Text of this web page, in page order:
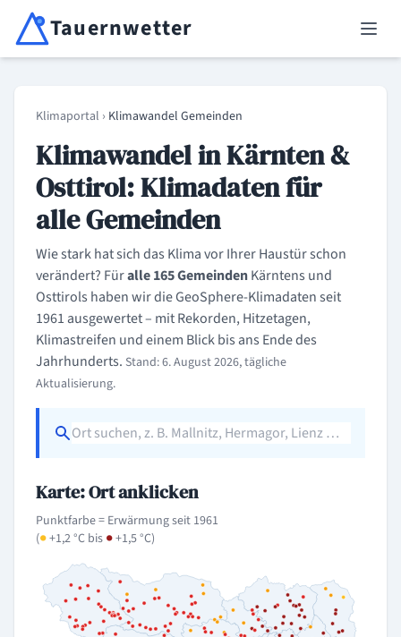
Tauernwetter
Unabhängiger Wetterdienst für Kärnten, Osttirol & Alpenregion
Klimaportal › Klimawandel Gemeinden
Klimawandel in Kärnten &
Osttirol: Klimadaten für
alle Gemeinden
Wie stark hat sich das Klima vor Ihrer Haustür schon
verändert? Füralle 165 GemeindenKärntens und
Osttirols haben wir die GeoSphere-Klimadaten seit
1961 ausgewertet – mit Rekorden, Hitzetagen,
Klimastreifen und einem Blick bis ans Ende des
Jahrhunderts. Stand: 6. August 2026, tägliche
Aktualisierung.
Karte: Ort anklicken
Punktfarbe = Erwärmung seit 1961
(●+1,2 °C bis ●+1,5 °C)